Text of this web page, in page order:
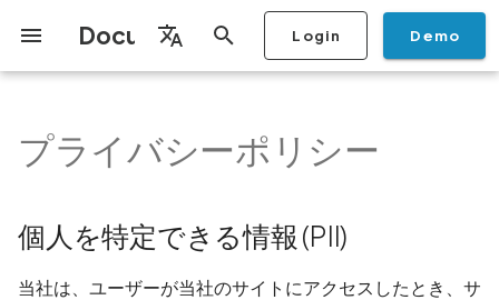
Documentation
Español
简体中文
検
期
Login Demo
はじめに 概要
Copilot
スキャンプロファイル 概要
ァイル
モバイルスキャンプロフ
ストアからモバイルアプ
ファイルからモバイルア
ケーションをスキャン
スキャンを停止
PDFレポートの生成
IDE
モニタリング
視ルールでドメインをホ
スキャンを実行
BYOKスキャンキーの生成
BYOKスキャンキーを使
概要
クンの使用
検出
ーフェス検出
データ
アセットの追加
グラフの共有
ロケーションの追加
所有者の追加
修復 チケッティング
自動化ルール
統合 CI/CD
GraphQL API
セットアップ 組織の作成
ユーザーロール
アカウントへの2要素認証
組織タグの追加
所有者ベースのRBAC機能
アクセスとアタックサー
プランの追加
チェックリスト
モバイルアプリのセキュ
iOSアプリのセキュリテ
ェックリスト
モバイルアプリケーショ
Ostorlabを使用した
のモバイルアプリのセキ
ティの合理化
プライバシーポリシー分
ALPACA Attack in SSL/
ALPACA Attack in SSL/
ALPACA Attack in SSL/
ALPACA Attack in SSL/
プライバシーポリシー
個人を特定できる情報 (PII)
当社は、ユーザーが当社のサイトにアクセスしたとき、サ